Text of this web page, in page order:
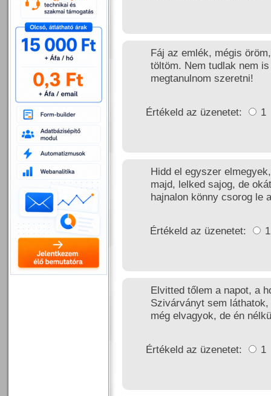
Fáj az emlék, mégis
töltöm. Nem tudlak nem
megtanulnom szeretni!
Értékeld az üzenetet: 1
Hidd el egyszer
majd, lelked sajog, de
hajnalon könny csorog le
Értékeld az üzenetet:
Elvitted tőlem a napot, a
Szivárványt sem
még elvagyok, de én
Értékeld az üzenetet: 1